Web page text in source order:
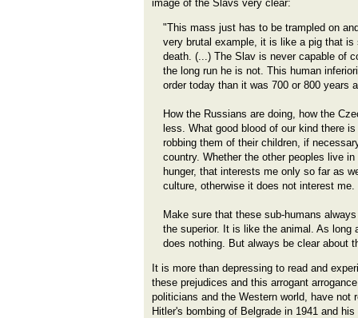
image of the Slavs very clear:
"This mass just has to be trampled on
very brutal example, it is like a pig that is
death. (...) The Slav is never capable of
the long run he is not. This human
order today than it was 700 or 800 years
How the Russians are doing, how the
less. What good blood of our kind there
robbing them of their children, if
country. Whether the other peoples live
hunger, that interests me only so far as
culture, otherwise it does not interest me.
Make sure that these sub-humans
the superior. It is like the animal. As
does nothing. But always be clear about
It is more than depressing to read and
these prejudices and this arrogant
politicians and the Western world, have not
Hitler's bombing of Belgrade in 1941 and